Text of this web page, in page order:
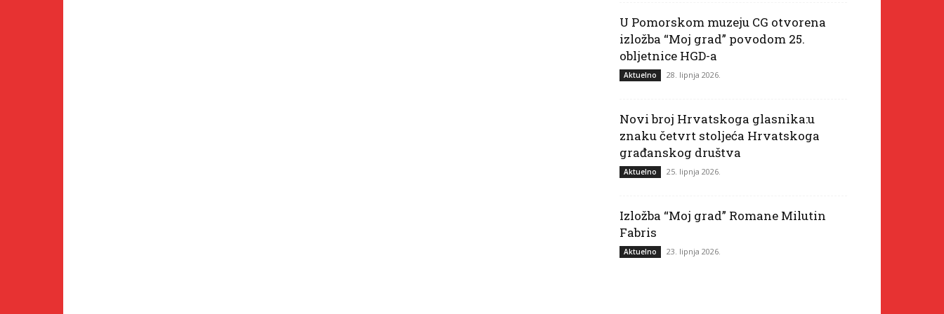
U Pomorskom muzeju CG otvorena
izložba “Moj grad” povodom 25.
obljetnice HGD-a
Aktuelno 28. lipnja 2026.
Novi broj Hrvatskoga glasnika:u
znaku četvrt stoljeća Hrvatskoga
građanskog društva
Aktuelno 25. lipnja 2026.
Izložba “Moj grad” Romane Milutin
Fabris
Aktuelno 23. lipnja 2026.